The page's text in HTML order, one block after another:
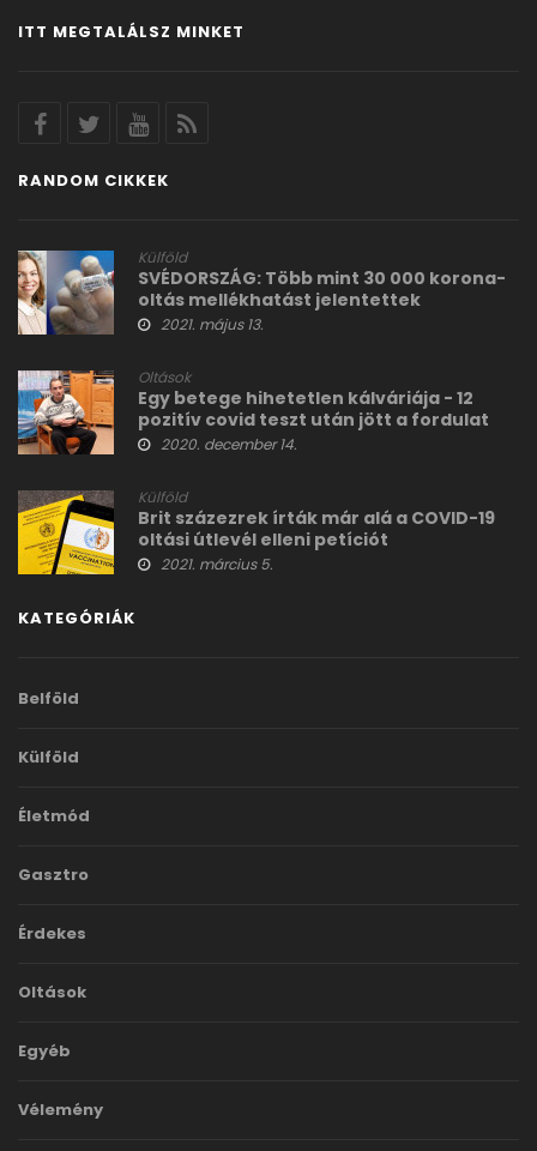
ITT MEGTALÁLSZ MINKET
RANDOM CIKKEK
Külföld
SVÉDORSZÁG: Több mint 30 000 korona-
oltás mellékhatást jelentettek
2021. május 13.
Oltások
Egy betege hihetetlen kálváriája - 12
pozitív covid teszt után jött a fordulat
2020. december 14.
Külföld
Brit százezrek írták már alá a COVID-19
oltási útlevél elleni petíciót
2021. március 5.
KATEGÓRIÁK
Belföld
Külföld
Életmód
Gasztro
Érdekes
Oltások
Egyéb
Vélemény